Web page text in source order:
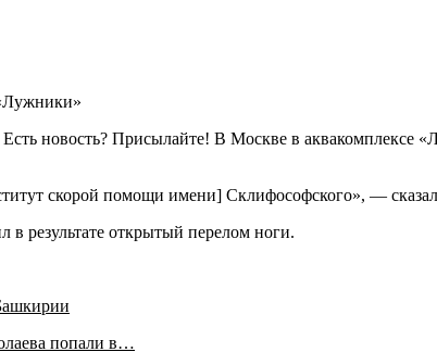
новость? Присылайте! В Москве в
скорой помощи имени] Склифософского», —
результате открытый перелом ноги.
попали в…